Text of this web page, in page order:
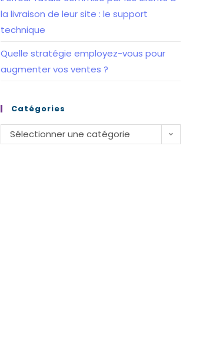
la livraison de leur site : le support
technique
Quelle stratégie employez-vous pour
augmenter vos ventes ?
Catégories
Catégories
Sélectionner une catégorie